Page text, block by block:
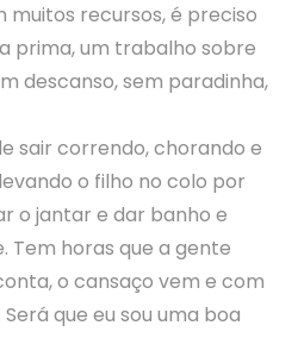
muitos recursos, é preciso
prima, um trabalho sobre
descanso, sem paradinha,
sair correndo, chorando e
o filho no colo por
o jantar e dar banho e
Tem horas que a gente
o cansaço vem e com
que eu sou uma boa